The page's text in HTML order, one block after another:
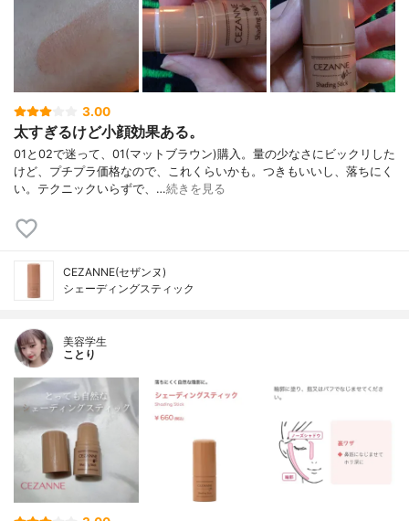
3.00
太すぎるけど小顔効果ある。
01と02で迷って、01(マットブラウン)購入。量の少なさにビックリした
けど、プチプラ価格なので、これくらいかも。つきもいいし、落ちにく
い。テクニックいらずで、…続きを見る
CEZANNE(セザンヌ)
シェーディングスティック
美容学生
ことり